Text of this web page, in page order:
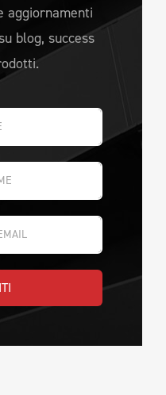
aggiornamenti
blog, success